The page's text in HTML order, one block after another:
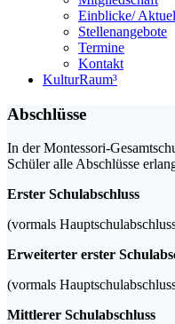
Einblicke/
Stellenangebote
Termine
Kontakt
KulturRaum³
Abschlüsse
In der Montessori-
Schüler alle Abschlüsse
Erster Schulabschluss
(vormals
Erweiterter erster
(vormals
Mittlerer Schulabschluss